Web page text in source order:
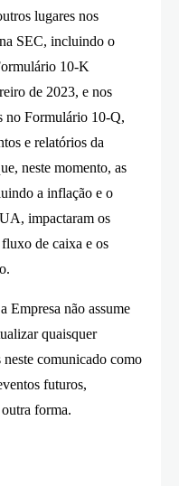
lugares nos
SEC, incluindo o
10-K
de 2023, e nos
no Formulário 10-Q,
e relatórios da
neste momento, as
a inflação e o
impactaram os
de caixa e os
Empresa não assume
quaisquer
neste comunicado como
futuros,
forma.